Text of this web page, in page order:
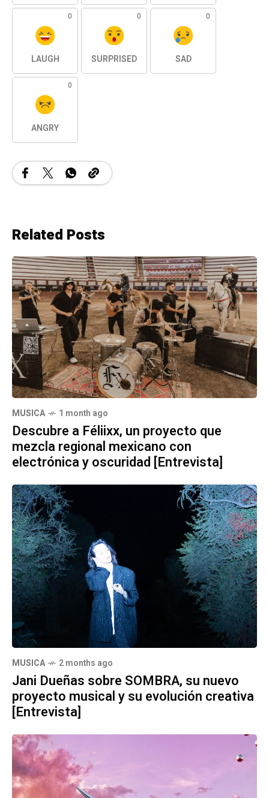
0
LAUGH
0
SURPRISED
0
SAD
0
ANGRY
Related Posts
MUSICA 1 month ago
Descubre a Féliixx, un proyecto que
mezcla regional mexicano con
electrónica y oscuridad [Entrevista]
MUSICA 2 months ago
Jani Dueñas sobre SOMBRA, su nuevo
proyecto musical y su evolución creativa
[Entrevista]